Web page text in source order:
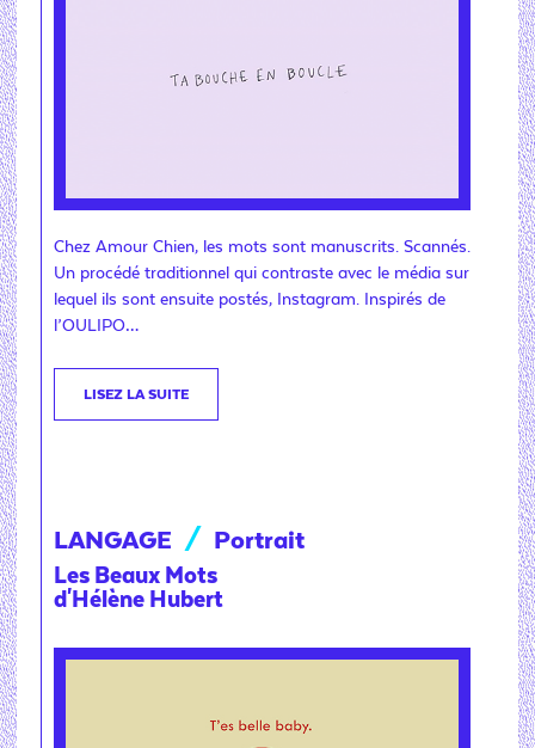
Chez Amour Chien, les mots sont manuscrits. Scannés.
Un procédé traditionnel qui contraste avec le média sur
lequel ils sont ensuite postés, Instagram. Inspirés de
l’OULIPO…
LISEZ LA SUITE
LANGAGE / Portrait
Les Beaux Mots
d'Hélène Hubert